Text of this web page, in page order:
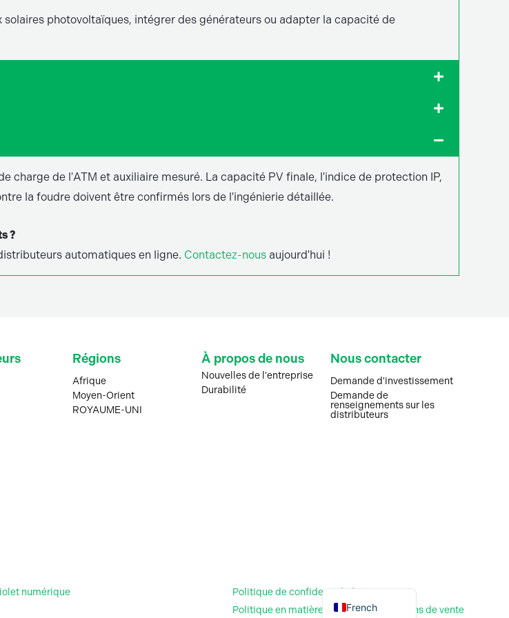
solaires photovoltaïques, intégrer des générateurs ou adapter la capacité de
charge de l'ATM et auxiliaire mesuré. La capacité PV finale, l'indice de protection IP,
la foudre doivent être confirmés lors de l'ingénierie détaillée.
?
automatiques en ligne. Contactez-nous aujourd'hui !
Régions
Afrique
Moyen-Orient
ROYAUME-UNI
À propos de nous
Nouvelles de l'entreprise
Durabilité
Nous contacter
Demande d'investissement
Demande de
renseignements sur les
distributeurs
numérique
Politique de confidentialité
Politique en matière de cookiesConditions de vente
French